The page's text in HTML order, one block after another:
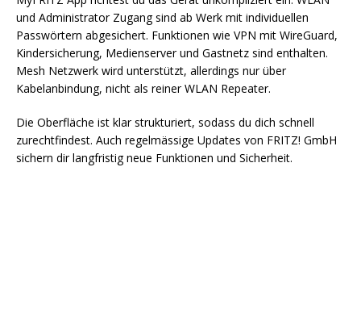
und Administrator Zugang sind ab Werk mit individuellen
Passwörtern abgesichert. Funktionen wie VPN mit WireGuard,
Kindersicherung, Medienserver und Gastnetz sind enthalten.
Mesh Netzwerk wird unterstützt, allerdings nur über
Kabelanbindung, nicht als reiner WLAN Repeater.
Die Oberfläche ist klar strukturiert, sodass du dich schnell
zurechtfindest. Auch regelmässige Updates von FRITZ! GmbH
sichern dir langfristig neue Funktionen und Sicherheit.